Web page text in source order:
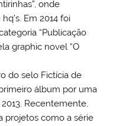
onde
Em 2014 foi
“Publicação
graphic novel “O
do selo Fictícia de
álbum por uma
Recentemente,
projetos como a série